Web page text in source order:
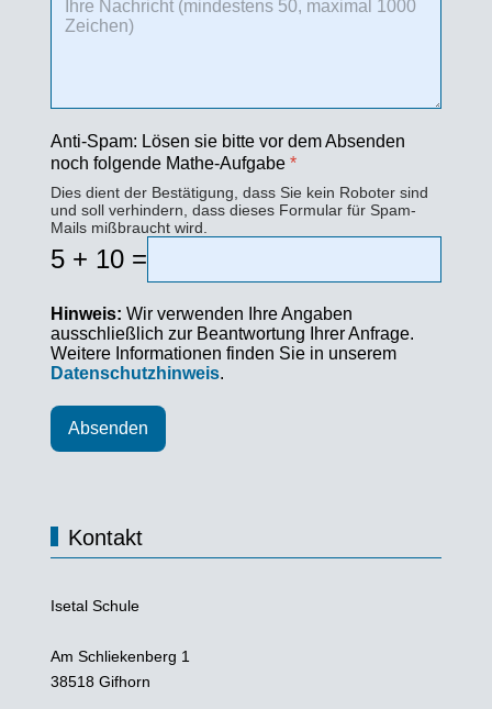
Anti-Spam: Lösen sie bitte vor dem Absenden
noch folgende Mathe-Aufgabe*
Dies dient der Bestätigung, dass Sie kein Roboter sind
und soll verhindern, dass dieses Formular für Spam-
Mails mißbraucht wird.
5 + 10 =
Hinweis: Wir verwenden Ihre Angaben
ausschließlich zur Beantwortung Ihrer Anfrage.
Weitere Informationen finden Sie in unserem
Datenschutzhinweis.
Absenden
Kontakt
Isetal Schule
Am Schliekenberg 1
38518 Gifhorn